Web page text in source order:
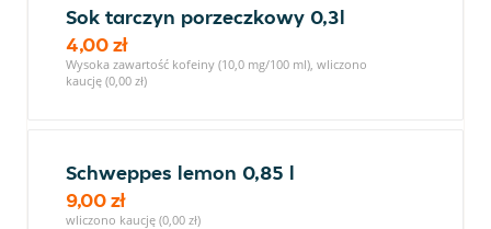
Sok tarczyn porzeczkowy 0,3l
4,00 zł
Wysoka zawartość kofeiny (10,0 mg/100 ml), wliczono
kaucję (0,00 zł)
Schweppes lemon 0,85 l
9,00 zł
wliczono kaucję (0,00 zł)